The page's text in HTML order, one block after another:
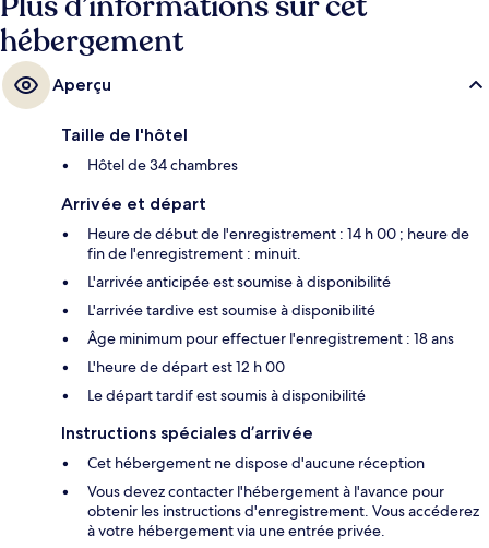
hébergement
Aperçu
Taille de l'hôtel
Hôtel de 34 chambres
Arrivée et départ
Heure de début de l'enregistrement : 14 h 00 ; heure de
fin de l'enregistrement : minuit.
L'arrivée anticipée est soumise à disponibilité
L'arrivée tardive est soumise à disponibilité
Âge minimum pour effectuer l'enregistrement : 18 ans
L'heure de départ est 12 h 00
Le départ tardif est soumis à disponibilité
Instructions spéciales d’arrivée
Cet hébergement ne dispose d'aucune réception
Vous devez contacter l'hébergement à l'avance pour
obtenir les instructions d'enregistrement. Vous accéderez
à votre hébergement via une entrée privée.